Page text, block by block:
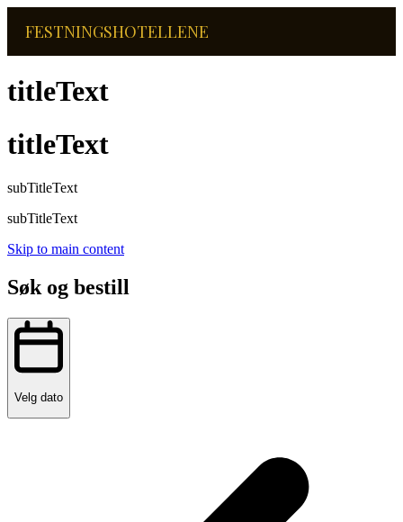
FESTNINGSHOTELLENE
titleText
titleText
subTitleText
subTitleText
Skip to main content
Søk og bestill
Velg dato